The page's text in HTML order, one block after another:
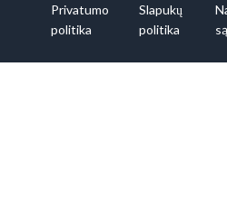
Privatumo
politika
Slapukų
politika